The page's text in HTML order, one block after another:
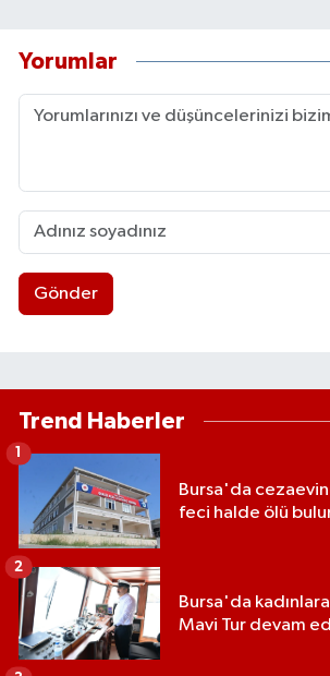
Yorumlar
Gönder
Trend Haberler
Bursa'da
feci halde ölü
Bursa'da
Mavi Tur devam
2